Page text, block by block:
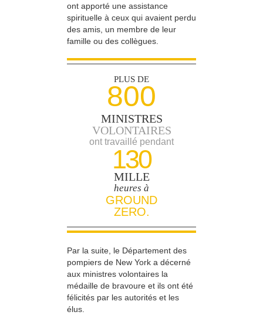
ont apporté une assistance
spirituelle à ceux qui avaient perdu
des amis, un membre de leur
famille ou des collègues.
PLUS DE
800
MINISTRES
VOLONTAIRES
ont travaillé pendant
130
MILLE
heures à
GROUND
ZERO.
Par la suite, le Département des
pompiers de New York a décerné
aux ministres volontaires la
médaille de bravoure et ils ont été
félicités par les autorités et les
élus.